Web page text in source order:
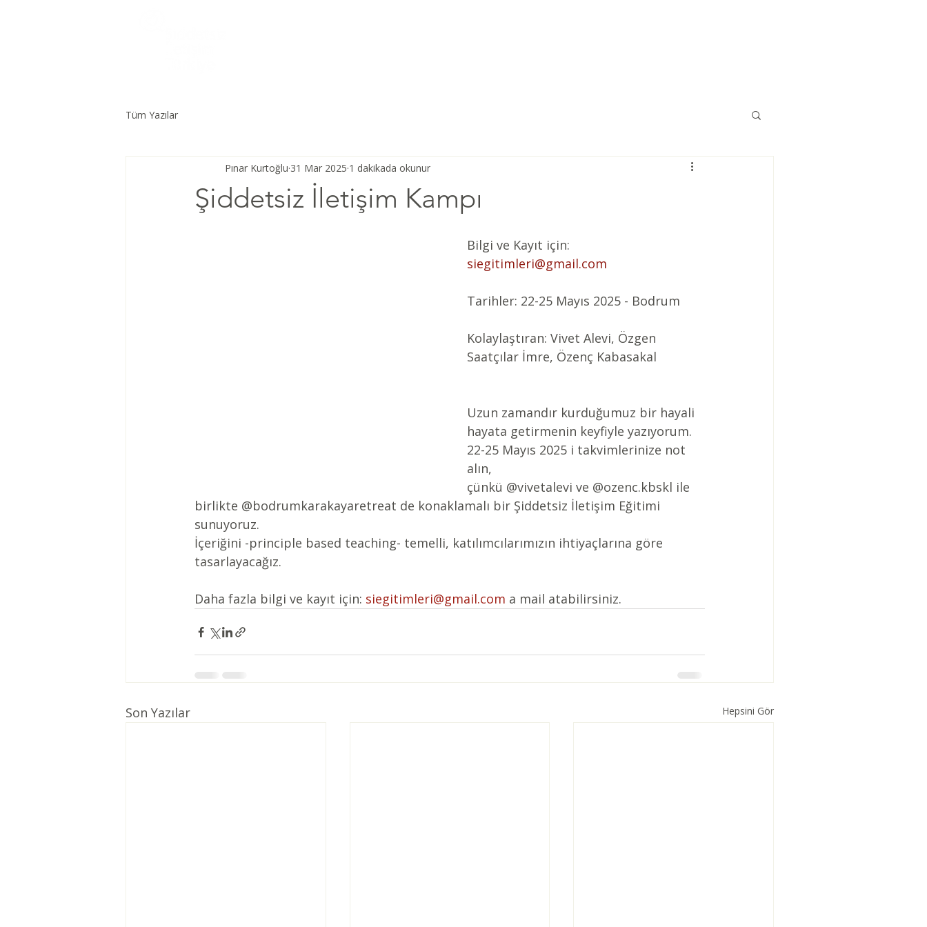
Tüm Yazılar
Şiddetsiz İletişim Kampı
Pınar Kurtoğlu 31 Mar 2025 1 dakikada okunur
Bilgi ve Kayıt için:
siegitimleri@gmail.com
Tarihler: 22-25 Mayıs 2025 - Bodrum
Kolaylaştıran: Vivet Alevi, Özgen
Saatçılar İmre, Özenç Kabasakal
Uzun zamandır kurduğumuz bir hayali
hayata getirmenin keyfiyle yazıyorum.
22-25 Mayıs 2025 i takvimlerinize not
alın,
çünkü @vivetalevi ve @ozenc.kbskl ile
birlikte @bodrumkarakayaretreat de konaklamalı bir Şiddetsiz İletişim Eğitimi
sunuyoruz.
İçeriğini -principle based teaching- temelli, katılımcılarımızın ihtiyaçlarına göre
tasarlayacağız.
Daha fazla bilgi ve kayıt için: siegitimleri@gmail.com a mail atabilirsiniz.
Son Yazılar Hepsini Gör